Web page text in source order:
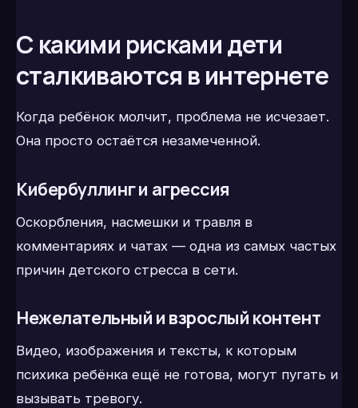
С какими рисками дети
сталкиваются в интернете
Когда ребёнок молчит, проблема не исчезает.
Она просто остаётся незамеченной.
Кибербуллинг и агрессия
Оскорбления, насмешки и травля в
комментариях и чатах — одна из самых частых
причин детского стресса в сети.
Нежелательный и взрослый контент
Видео, изображения и тексты, к которым
психика ребёнка ещё не готова, могут пугать и
вызывать тревогу.